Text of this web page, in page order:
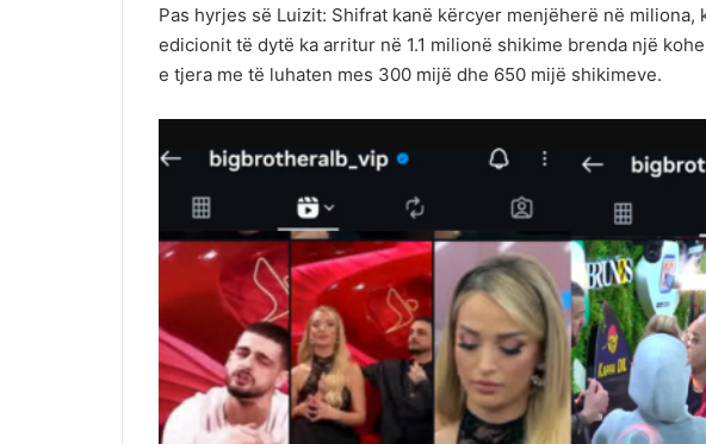
Pas hyrjes së Luizit: Shifrat kanë kërcyer menjëherë në
edicionit të dytë ka arritur në 1.1 milionë shikime brenda një
e tjera me të luhaten mes 300 mijë dhe 650 mijë shikimeve.